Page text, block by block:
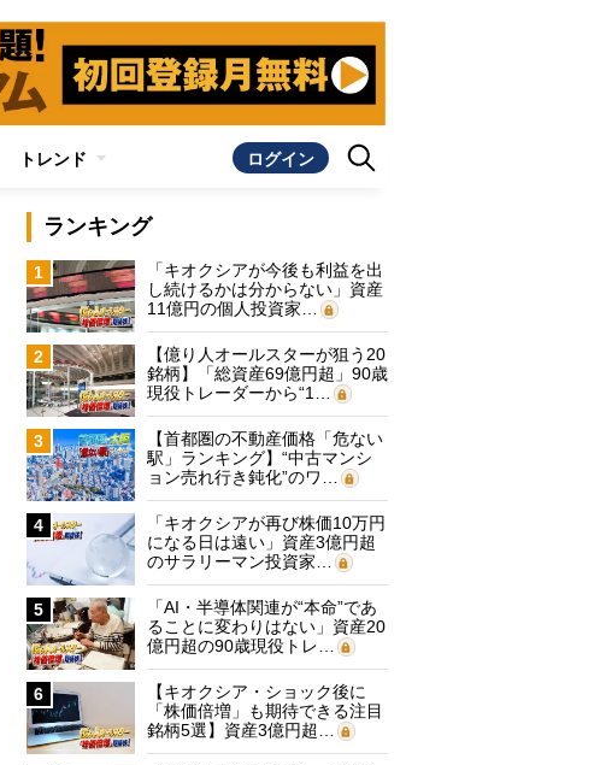
トレンド ログイン
ランキング
1
「キオクシアが今後も利益を出
し続けるかは分からない」資産
11億円の個人投資家…
2
【億り人オールスターが狙う20
銘柄】「総資産69億円超」90歳
現役トレーダーから“1…
3
【首都圏の不動産価格「危ない
駅」ランキング】“中古マンシ
ョン売れ行き鈍化”のワ…
4
「キオクシアが再び株価10万円
になる日は遠い」資産3億円超
のサラリーマン投資家…
5
「AI・半導体関連が“本命”であ
ることに変わりはない」資産20
億円超の90歳現役トレ…
6
【キオクシア・ショック後に
「株価倍増」も期待できる注目
銘柄5選】資産3億円超…